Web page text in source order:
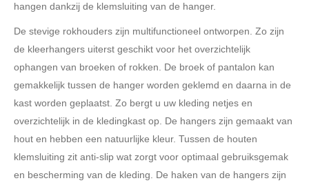
hangen dankzij de klemsluiting van de hanger.
De stevige rokhouders zijn multifunctioneel ontworpen. Zo zijn
de kleerhangers uiterst geschikt voor het overzichtelijk
ophangen van broeken of rokken. De broek of pantalon kan
gemakkelijk tussen de hanger worden geklemd en daarna in de
kast worden geplaatst. Zo bergt u uw kleding netjes en
overzichtelijk in de kledingkast op. De hangers zijn gemaakt van
hout en hebben een natuurlijke kleur. Tussen de houten
klemsluiting zit anti-slip wat zorgt voor optimaal gebruiksgemak
en bescherming van de kleding. De haken van de hangers zijn